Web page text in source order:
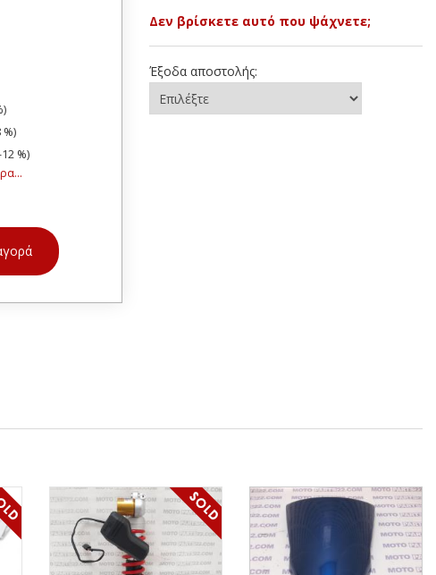
%)
Δεν βρίσκετε αυτό που ψάχνετε;
Έξοδα αποστολής: